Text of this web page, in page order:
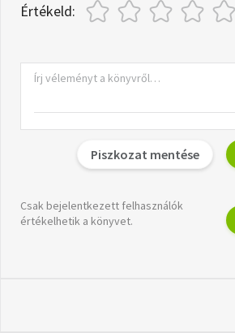
Értékeld:
Piszkozat mentése
Csak bejelentkezett felhasználók
értékelhetik a könyvet.